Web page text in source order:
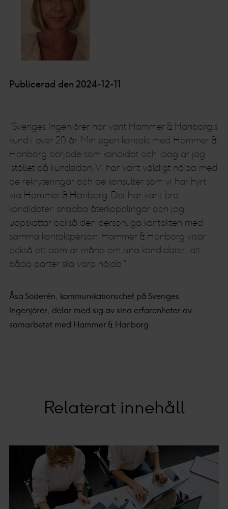
Publicerad den 2024-12-11
"Sveriges Ingenjörer har varit Hammer & Hanborg:s
kund i över 20 år. Min egen kontakt med Hammer &
Hanborg började som kandidat och idag är jag
istället på kundsidan. Vi har varit väldigt nöjda med
de rekryteringar och de konsulter som vi har hyrt
via Hammer & Hanborg. Det har varit bra
kandidater, snabba återkopplingar och jag
uppskattar också den personliga kontakten med
samma kontaktperson. Hammer & Hanborg visar
också att dom är måna om sina kandidater, att
båda parter ska vara nöjda."
Åsa Söderén, kommunikationschef på Sveriges
Ingenjörer, delar med sig av sina erfarenheter av
samarbetet med Hammer & Hanborg.
Relaterat innehåll